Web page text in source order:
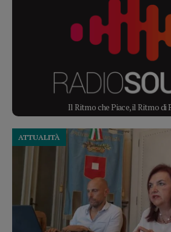
Il Ritmo che Piace, il Ritmo di
ATTUALITÀ